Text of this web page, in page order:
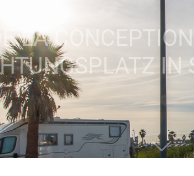
LA CONCEPTION
IN
...